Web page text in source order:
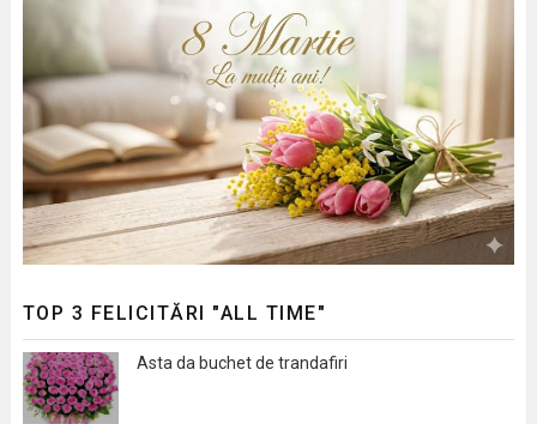
TOP 3 FELICITĂRI "ALL TIME"
Asta da buchet de trandafiri